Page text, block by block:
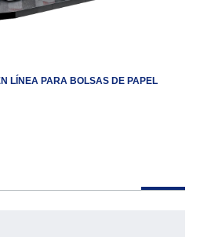
LÍNEA PARA BOLSAS DE PAPEL